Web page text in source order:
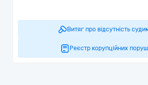
Витяг про відсутність
Реєстр корупційних